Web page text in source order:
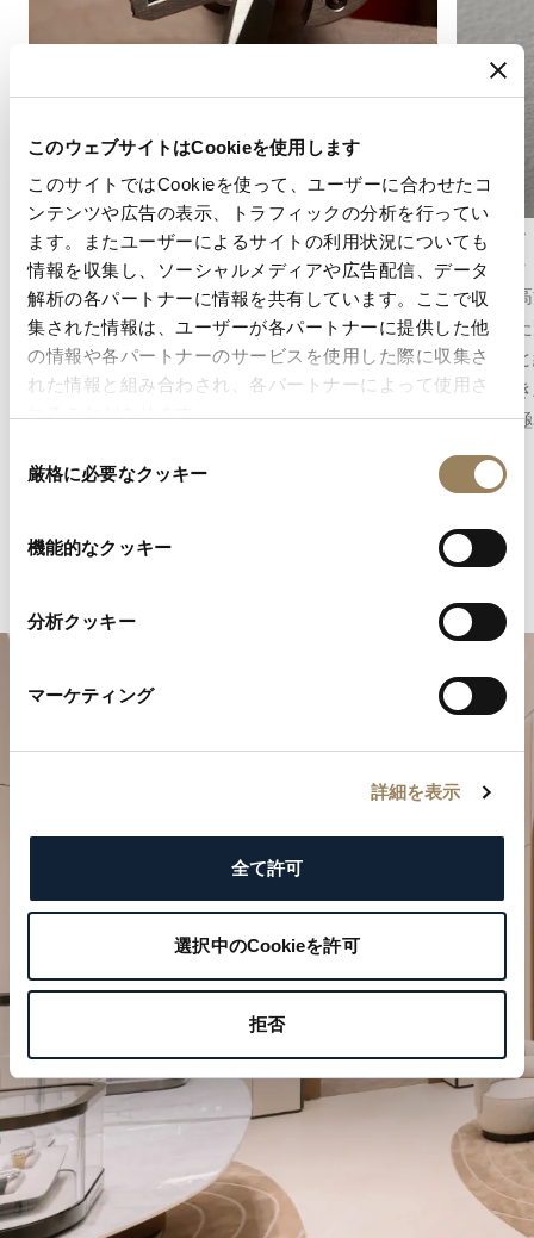
このウェブサイトはCookieを使用します
このサイトではCookieを使って、ユーザーに合わせたコ
ンテンツや広告の表示、トラフィックの分析を行ってい
ます。またユーザーによるサイトの利用状況についても
情報を収集し、ソーシャルメディアや広告配信、データ
解析の各パートナーに情報を共有しています。ここで収
集された情報は、ユーザーが各パートナーに提供した他
の情報や各パートナーのサービスを使用した際に収集さ
れた情報と組み合わされ、各パートナーによって使用さ
厳格に必要なクッキー
機能的なクッキー
分析クッキー
マーケティング
詳細を表示
全て許可
選択中のCookieを許可
拒否
アングラージュ
アングラージュは、ムーブメントの部品のエッ
ジに面取りを施し、丹念に研磨する伝統的な仕
上げ技法です。磨き上げられた面が光を美しく
反射し、部品の輪郭を際立たせるとともに、細
部に至るまで追求された精度と職人技を映し出
します。
グラン
グラン
極めて
に満ち
た技術
情が磨
決まる
特別なひとときを計画する